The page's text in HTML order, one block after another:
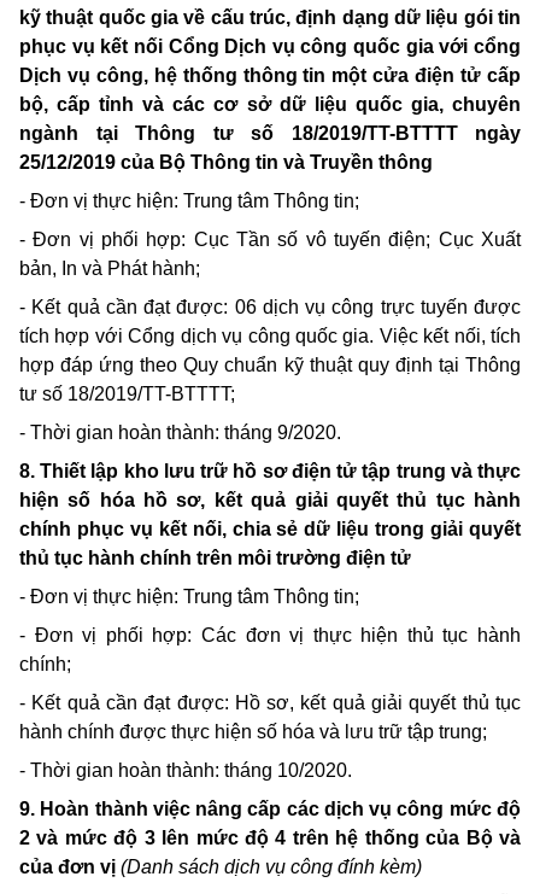
kỹ thuật quốc gia về cấu trúc, định dạng dữ liệu gói tin
phục vụ kết nối Cổng Dịch vụ công quốc gia với cổng
Dịch vụ công, hệ thống thông tin một cửa điện tử cấp
bộ, cấp tỉnh và các cơ sở dữ liệu quốc gia, chuyên
ngành tại Thông tư số 18/2019/TT-BTTTT ngày
25/12/2019 của Bộ Thông tin và Truyền thông
- Đơn vị thực hiện: Trung tâm Thông tin;
- Đơn vị phối hợp: Cục Tần số vô tuyến điện; Cục Xuất
bản, In và Phát hành;
- Kết quả cần đạt được: 06 dịch vụ công trực tuyến được
tích hợp với Cổng dịch vụ công quốc gia. Việc kết nối, tích
hợp đáp ứng theo Quy chuẩn kỹ thuật quy định tại Thông
tư số 18/2019/TT-BTTTT;
- Thời gian hoàn thành: tháng 9/2020.
8. Thiết lập kho lưu trữ hồ sơ điện tử tập trung và thực
hiện số hóa hồ sơ, kết quả giải quyết thủ tục hành
chính phục vụ kết nối, chia sẻ dữ liệu trong giải quyết
thủ tục hành chính trên môi trường điện tử
- Đơn vị thực hiện: Trung tâm Thông tin;
- Đơn vị phối hợp: Các đơn vị thực hiện thủ tục hành
chính;
- Kết quả cần đạt được: Hồ sơ, kết quả giải quyết thủ tục
hành chính được thực hiện số hóa và lưu trữ tập trung;
- Thời gian hoàn thành: tháng 10/2020.
9. Hoàn thành việc nâng cấp các dịch vụ công mức độ
2 và mức độ 3 lên mức độ 4 trên hệ thống của Bộ và
của đơn vị (Danh sách dịch vụ công đính kèm)